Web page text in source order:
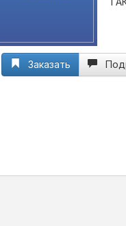
Заказать